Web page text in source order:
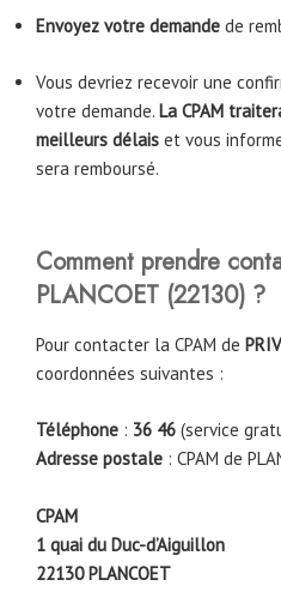
Envoyez votre demande de
Vous devriez recevoir une
votre demande. La CPAM
meilleurs délais et vous
sera remboursé.
Comment prendre
PLANCOET (22130) ?
Pour contacter la CPAM de
coordonnées suivantes :
Téléphone : 36 46 (service
Adresse postale : CPAM de
CPAM
1 quai du Duc-d’Aiguillon
22130 PLANCOET